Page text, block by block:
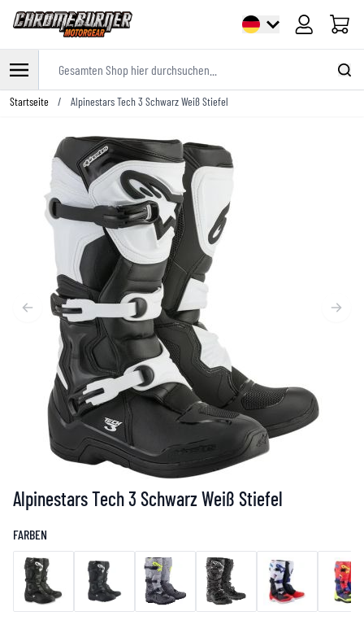
Zum Inhalt springen
Startseite / Alpinestars Tech 3 Schwarz Weiß Stiefel
Alpinestars Tech 3 Schwarz Weiß Stiefel
FARBEN